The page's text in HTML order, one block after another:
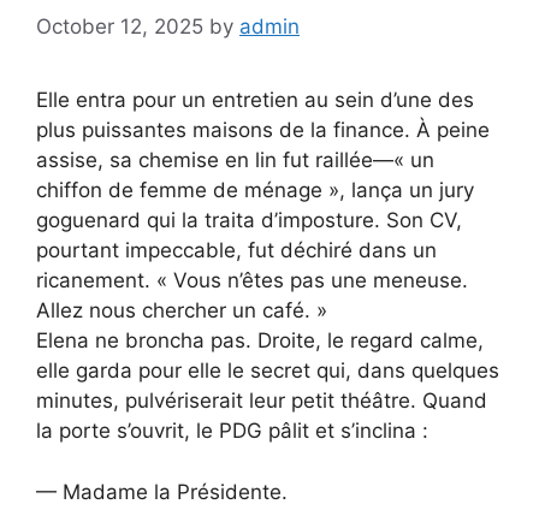
October 12, 2025 by admin
Elle entra pour un entretien au sein d’une des
plus puissantes maisons de la finance. À peine
assise, sa chemise en lin fut raillée—« un
chiffon de femme de ménage », lança un jury
goguenard qui la traita d’imposture. Son CV,
pourtant impeccable, fut déchiré dans un
ricanement. « Vous n’êtes pas une meneuse.
Allez nous chercher un café. »
Elena ne broncha pas. Droite, le regard calme,
elle garda pour elle le secret qui, dans quelques
minutes, pulvériserait leur petit théâtre. Quand
la porte s’ouvrit, le PDG pâlit et s’inclina :
— Madame la Présidente.